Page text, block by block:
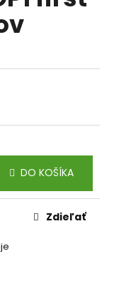
DO KOŠÍKA
Zdieľať